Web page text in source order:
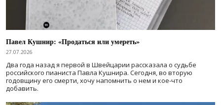
Павел Кушнир: «Продаться или умереть»
27.07.2026
Два года назад я первой в Швейцарии рассказала о судьбе
российского пианиста Павла Кушнира. Сегодня, во вторую
годовщину его смерти, хочу напомнить о нем и кое-что
добавить.